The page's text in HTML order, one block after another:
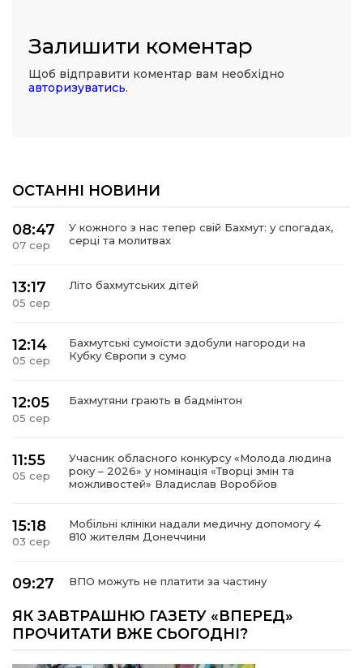
Залишити коментар
Щоб відправити коментар вам необхідно
авторизуватись.
ОСТАННІ НОВИНИ
08:47
07 сер
У кожного з нас тепер свій Бахмут: у спогадах,
серці та молитвах
13:17
05 сер
Літо бахмутських дітей
12:14
05 сер
Бахмутські сумоїсти здобули нагороди на
Кубку Європи з сумо
12:05
05 сер
Бахмутяни грають в бадмінтон
11:55
05 сер
Учасник обласного конкурсу «Молода людина
року – 2026» у номінація «Творці змін та
можливостей» Владислав Воробйов
15:18
03 сер
Мобільні клініки надали медичну допомогу 4
810 жителям Донеччини
09:27
ВПО можуть не платити за частину
комунальних послуг: про що йдеться
14:12
Досі ВПО? Юристка розповіла, коли
внутрішньо переміщеної особи
ЯК ЗАВТРАШНЮ ГАЗЕТУ «ВПЕРЕД»
ПРОЧИТАТИ ВЖЕ СЬОГОДНІ?